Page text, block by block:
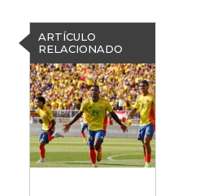
ARTÍCULO
RELACIONADO